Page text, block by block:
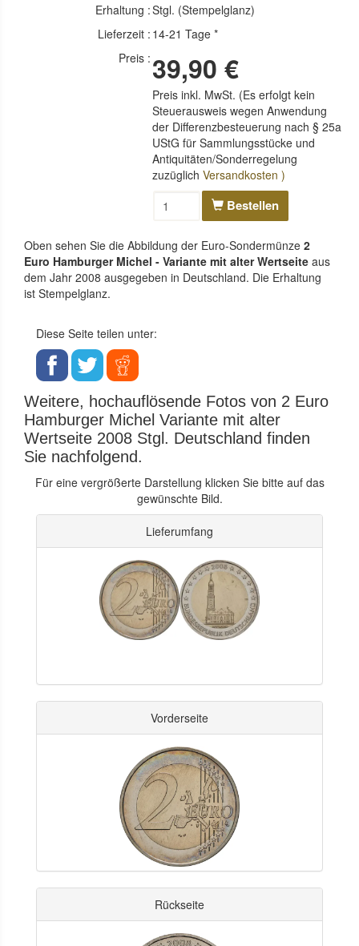
Erhaltung :Stgl. (Stempelglanz)
Lieferzeit : 14-21 Tage *
Preis : 39,90 €
Preis inkl. MwSt. (Es erfolgt kein
Steuerausweis wegen Anwendung
der Differenzbesteuerung nach § 25a
UStG für Sammlungsstücke und
Antiquitäten/Sonderregelung
zuzüglichVersandkosten )
Bestellen
Oben sehen Sie die Abbildung der Euro-Sondermünze 2
Euro Hamburger Michel - Variante mit alter Wertseite aus
dem Jahr 2008 ausgegeben in Deutschland. Die Erhaltung
ist Stempelglanz.
Diese Seite teilen unter:
Weitere, hochauflösende Fotos von 2 Euro
Hamburger Michel Variante mit alter
Wertseite 2008 Stgl. Deutschland finden
Sie nachfolgend.
Für eine vergrößerte Darstellung klicken Sie bitte auf das
gewünschte Bild.
Lieferumfang
Vorderseite
Rückseite